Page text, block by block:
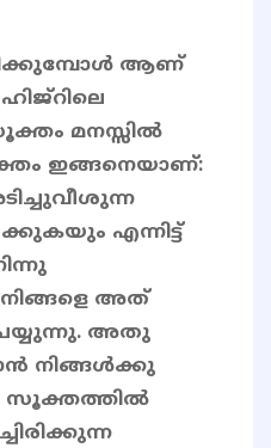
ആണ്
മനസ്സിൽ
ഇങ്ങനെയാണ്:
എന്നിട്ട്
അത്
അതു
നിങ്ങള്‍ക്കു
ഈ സൂക്തത്തിൽ